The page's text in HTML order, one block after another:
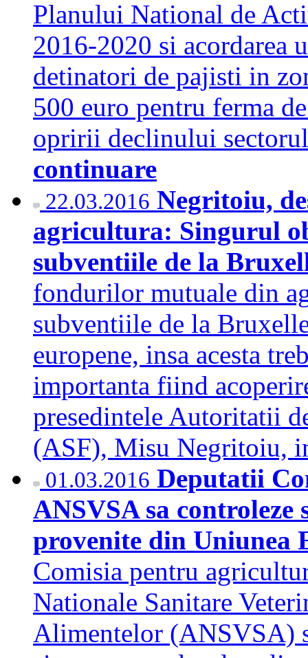
Planului National de
2016-2020 si
detinatori de pajisti in
500 euro pentru ferma
opririi declinului
continuare
22.03.2016 Negritoiu,
agricultura: Singurul
subventiile de la
fondurilor mutuale din
subventiile de la
europene, insa acesta
importanta fiind
presedintele Autoritatii
(ASF), Misu Negritoiu,
01.03.2016 Deputatii
ANSVSA sa controleze
provenite din Uniunea
Comisia pentru
Nationale Sanitare
Alimentelor (ANSVSA)